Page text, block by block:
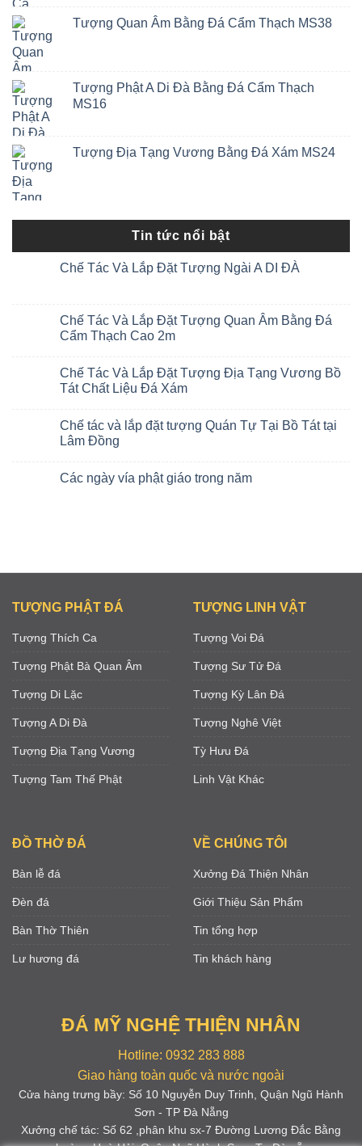
Tượng Quan Âm Bằng Đá Cẩm Thạch MS38
Tượng Phật A Di Đà Bằng Đá Cẩm Thạch
MS16
Tượng Địa Tạng Vương Bằng Đá Xám MS24
Tin tức nổi bật
Chế Tác Và Lắp Đặt Tượng Ngài A DI ĐÀ
Chế Tác Và Lắp Đặt Tượng Quan Âm Bằng Đá
Cẩm Thạch Cao 2m
Chế Tác Và Lắp Đặt Tượng Địa Tạng Vương Bồ
Tát Chất Liệu Đá Xám
Chế tác và lắp đặt tượng Quán Tự Tại Bồ Tát tại
Lâm Đồng
Các ngày vía phật giáo trong năm
TƯỢNG PHẬT ĐÁ
Tượng Thích Ca
Tượng Phật Bà Quan Âm
Tượng Di Lặc
Tượng A Di Đà
Tượng Địa Tạng Vương
Tượng Tam Thế Phật
TƯỢNG LINH VẬT
Tượng Voi Đá
Tượng Sư Tử Đá
Tượng Kỳ Lân Đá
Tượng Nghê Việt
Tỳ Hưu Đá
Linh Vật Khác
ĐỒ THỜ ĐÁ
Bàn lễ đá
Đèn đá
Bàn Thờ Thiên
Lư hương đá
VỀ CHÚNG TÔI
Xưởng Đá Thiện Nhân
Giới Thiệu Sản Phẩm
Tin tổng hợp
Tin khách hàng
ĐÁ MỸ NGHỆ THIỆN NHÂN
Hotline: 0932 283 888
Giao hàng toàn quốc và nước ngoài
Cửa hàng trưng bầy: Số 10 Nguyễn Duy Trinh, Quận Ngũ Hành
Sơn - TP Đà Nẵng
Xưởng chế tác: Số 62 ,phân khu sx-7 Đường Lương Đắc Bằng